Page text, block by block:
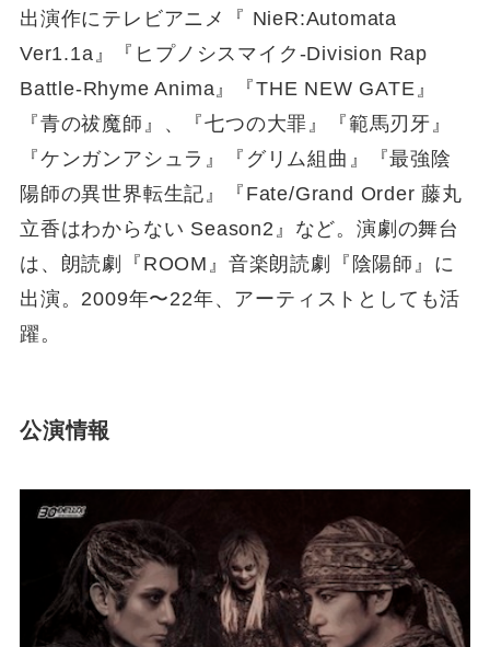
出演作にテレビアニメ『 NieR:Automata
Ver1.1a』『ヒプノシスマイク-Division Rap
Battle-Rhyme Anima』『THE NEW GATE』
『青の祓魔師』、『七つの大罪』『範馬刃牙』
『ケンガンアシュラ』『グリム組曲』『最強陰
陽師の異世界転生記』『Fate/Grand Order 藤丸
立香はわからない Season2』など。演劇の舞台
は、朗読劇『ROOM』音楽朗読劇『陰陽師』に
出演。2009年〜22年、アーティストとしても活
躍。
公演情報